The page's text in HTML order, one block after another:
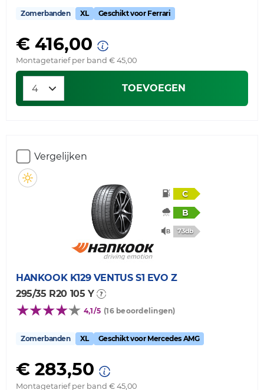
Zomerbanden XL Geschikt voor Ferrari
€ 416,00
Montagetarief per band € 45,00
TOEVOEGEN
Vergelijken
C
B
73db
HANKOOK K129 VENTUS S1 EVO Z
295/35 R20 105 Y
4,1/5 (16 beoordelingen)
Zomerbanden XL Geschikt voor Mercedes AMG
€ 283,50
Montagetarief per band € 45,00